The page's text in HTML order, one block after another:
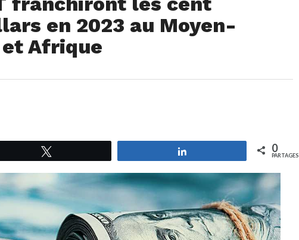
en 2023 au Moyen-
Afrique
0
PARTAGES